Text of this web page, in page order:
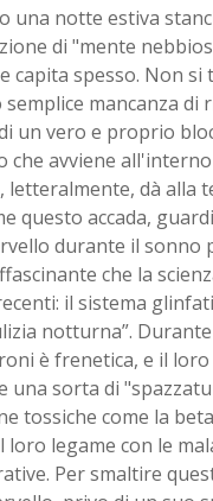
una notte estiva
di "mente
capita spesso. Non si
mancanza di
un vero e proprio
che avviene
letteralmente, dà alla
questo accada,
durante il sonno
che la
il sistema
notturna”.
è frenetica, e il
una sorta di
tossiche come la
loro legame con le
Per smaltire